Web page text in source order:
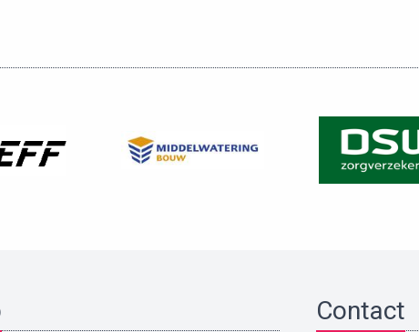
Contact